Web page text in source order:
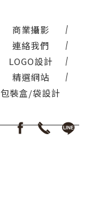
商業攝影
連絡我們
LOGO設計
精選網站
包裝盒/袋設計